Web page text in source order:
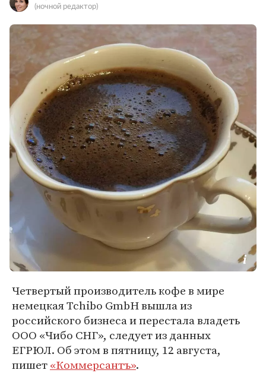
(ночной редактор)
Четвертый производитель кофе в мире
немецкая Tchibo GmbH вышла из
российского бизнеса и перестала владеть
ООО «Чибо СНГ», следует из данных
ЕГРЮЛ. Об этом в пятницу, 12 августа,
пишет«Коммерсантъ».